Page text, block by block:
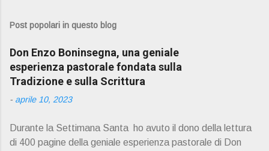
Post popolari in questo blog
Don Enzo Boninsegna, una geniale
esperienza pastorale fondata sulla
Tradizione e sulla Scrittura
- aprile 10, 2023
Durante la Settimana Santa ho avuto il dono della lettura
di 400 pagine della geniale esperienza pastorale di Don